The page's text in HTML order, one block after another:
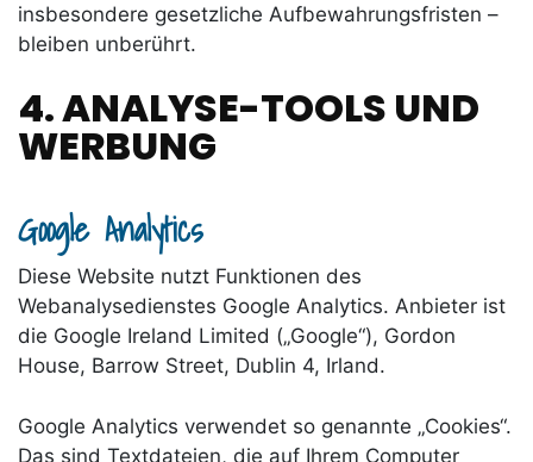
insbesondere gesetzliche Aufbewahrungsfristen –
bleiben unberührt.
4. ANALYSE-TOOLS UND
WERBUNG
Google Analytics
Diese Website nutzt Funktionen des
Webanalysedienstes Google Analytics. Anbieter ist
die Google Ireland Limited („Google“), Gordon
House, Barrow Street, Dublin 4, Irland.
Google Analytics verwendet so genannte „Cookies“.
Das sind Textdateien, die auf Ihrem Computer